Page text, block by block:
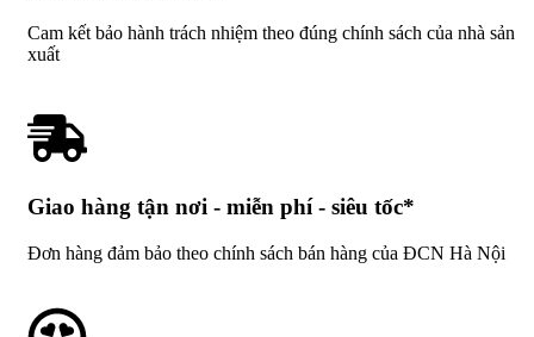
Cam kết bảo hành trách nhiệm theo đúng chính sách của nhà sản
xuất
Giao hàng tận nơi - miễn phí - siêu tốc*
Đơn hàng đảm bảo theo chính sách bán hàng của ĐCN Hà Nội